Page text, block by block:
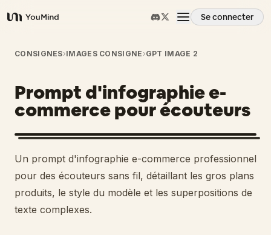
YouMind
Se connecter
Aperçu
Cas d'usage
Compétences
Invites
Tarifs
CONSIGNES›IMAGES CONSIGNE ›GPT IMAGE 2
Prompt d'infographie e-
commerce pour écouteurs
Un prompt d'infographie e-commerce professionnel
pour des écouteurs sans fil, détaillant les gros plans
produits, le style du modèle et les superpositions de
texte complexes.